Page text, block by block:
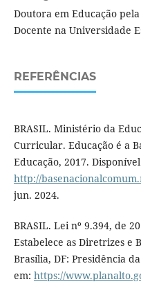
Doutora em Educação
Docente na Universidade
REFERÊNCIAS
BRASIL. Ministério da
Curricular. Educação é a
Educação, 2017.
http://
jun. 2024.
BRASIL. Lei nº 9.394, de
Estabelece as Diretrizes e
Brasília, DF: Presidência
em: https://